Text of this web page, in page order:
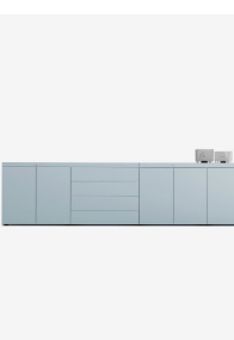
Preis auf Anfrage